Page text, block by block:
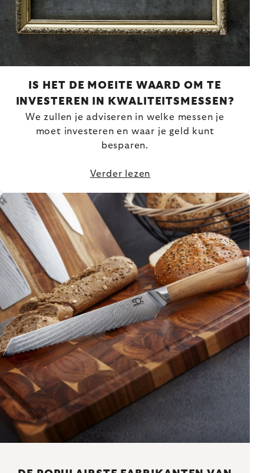
IS HET DE MOEITE WAARD OM TE
INVESTEREN IN KWALITEITSMESSEN?
We zullen je adviseren in welke messen je
moet investeren en waar je geld kunt
besparen.
Verder lezen